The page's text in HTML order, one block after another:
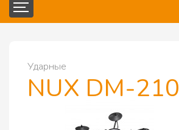
Ударные
NUX DM-210